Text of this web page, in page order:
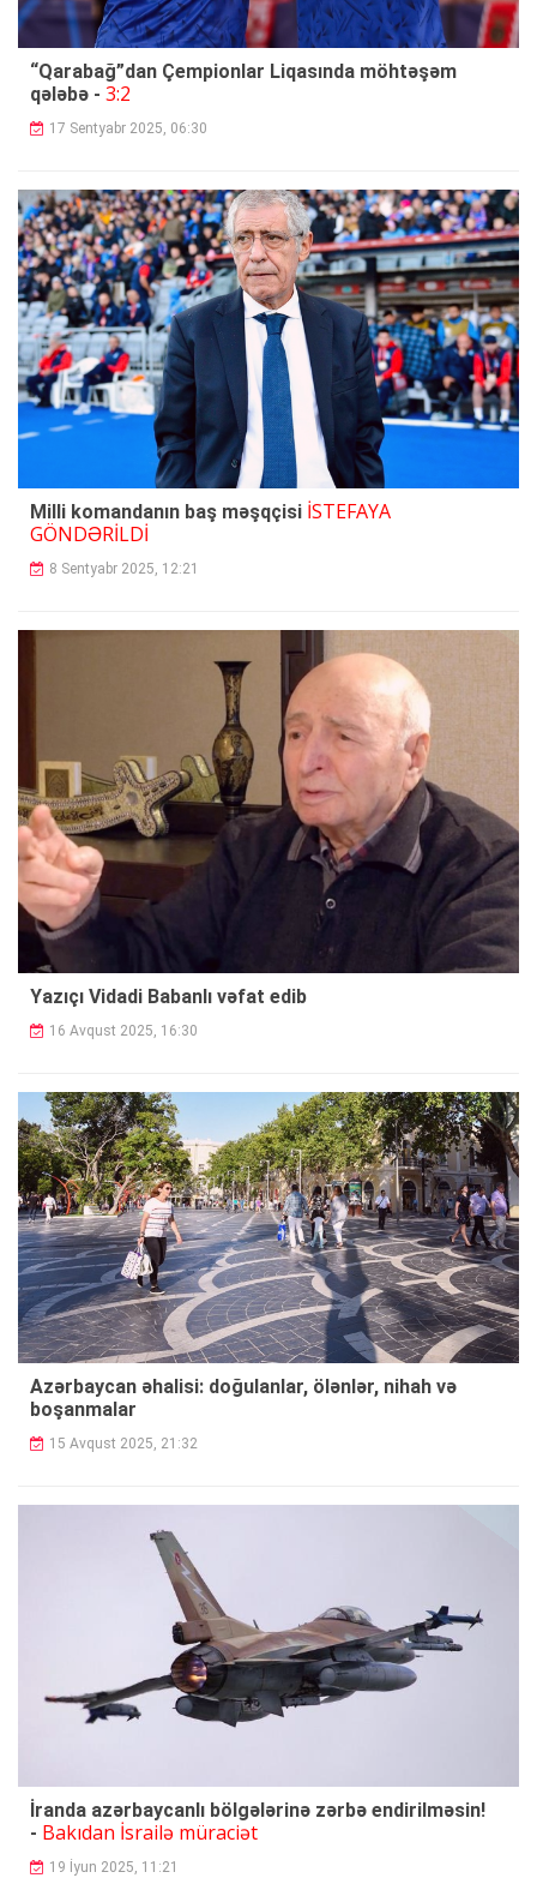
“Qarabağ”dan Çempionlar Liqasında möhtəşəm
qələbə - 3:2
17 Sentyabr 2025, 06:30
Milli komandanın baş məşqçisi İSTEFAYA
GÖNDƏRİLDİ
8 Sentyabr 2025, 12:21
Yazıçı Vidadi Babanlı vəfat edib
16 Avqust 2025, 16:30
Azərbaycan əhalisi: doğulanlar, ölənlər, nihah və
boşanmalar
15 Avqust 2025, 21:32
İranda azərbaycanlı bölgələrinə zərbə endirilməsin!
- Bakıdan İsrailə müraciət
19 İyun 2025, 11:21